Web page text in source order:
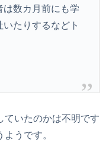
数カ月前にも学
たりするなどト
ていたのかは不明です
うです。